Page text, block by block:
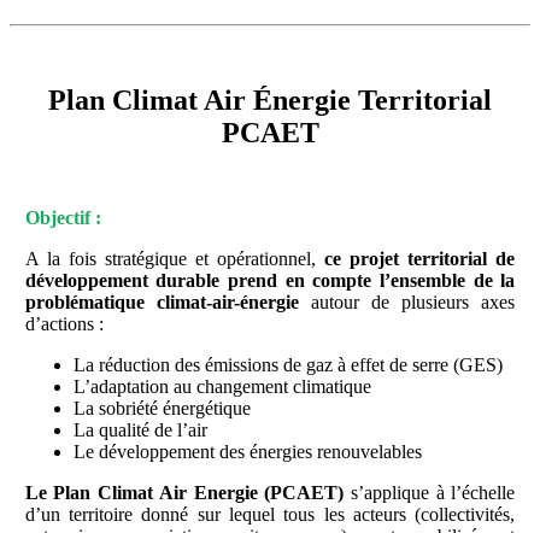
Plan Climat Air Énergie Territorial
PCAET
Objectif :
A la fois stratégique et opérationnel,ce projet territorial de
développement durable prend en compte l’ensemble de la
problématique climat-air-énergieautour de plusieurs axes
d’actions :
La réduction des émissions de gaz à effet de serre (GES)
L’adaptation au changement climatique
La sobriété énergétique
La qualité de l’air
Le développement des énergies renouvelables
Le Plan Climat Air Energie (PCAET) s’applique à l’échelle
d’un territoire donné sur lequel tous les acteurs (collectivités,